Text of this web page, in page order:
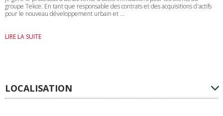
groupe Tekce. En tant que responsable des contrats et des acquisitions d'actifs
pour le nouveau développement urbain et ...
LIRE LA SUITE
LOCALISATION